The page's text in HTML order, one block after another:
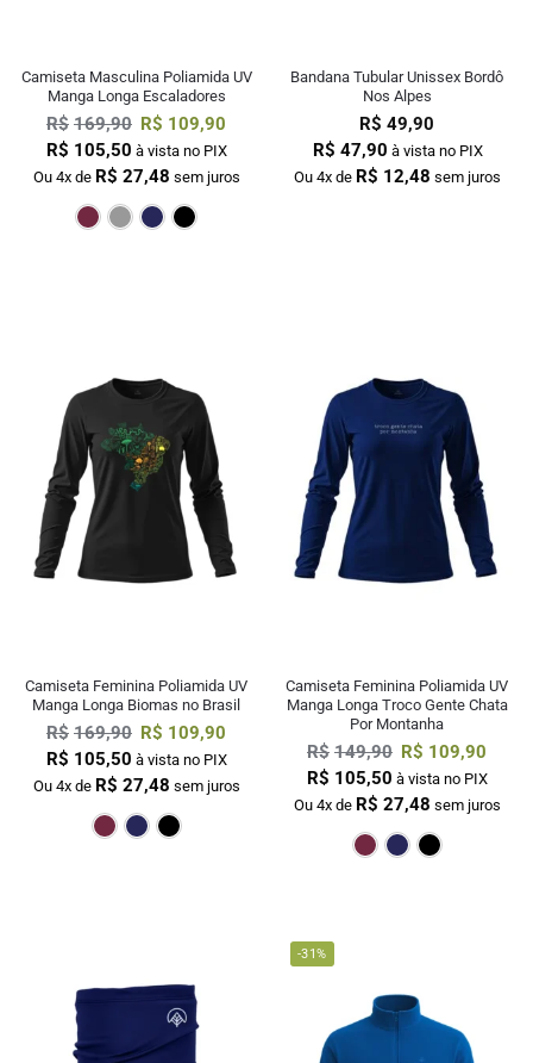
Camiseta Masculina Poliamida UV
Manga Longa Escaladores
R$ 169,90 R$ 109,90
R$ 105,50 à vista no PIX
Ou 4x de R$ 27,48 sem juros
Bordô
Bandana Tubular Unissex Bordô
Nos Alpes
R$ 49,90
R$ 47,90 à vista no PIX
Ou 4x de R$ 12,48 sem juros
Camiseta Feminina Poliamida UV
Manga Longa Biomas no Brasil
R$ 169,90 R$ 109,90
R$ 105,50 à vista no PIX
Ou 4x de R$ 27,48 sem juros
Camiseta Feminina Poliamida UV
Manga Longa Troco Gente Chata
Por Montanha
R$ 149,90 R$ 109,90
R$ 105,50 à vista no PIX
Ou 4x de R$ 27,48 sem juros
-31%